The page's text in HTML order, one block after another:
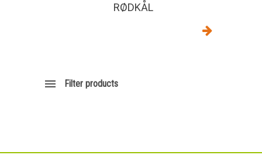
RØDKÅL
Filter products